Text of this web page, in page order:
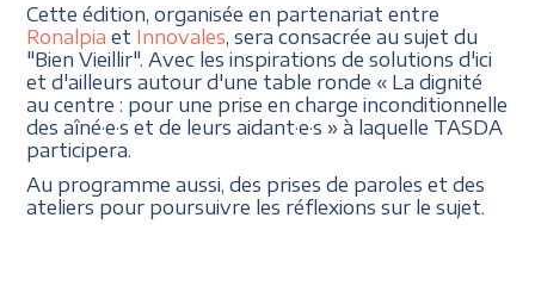
Cette édition, organisée en partenariat entre
Ronalpia et Innovales, sera consacrée au sujet du
"Bien Vieillir". Avec les inspirations de solutions d'ici
et d'ailleurs autour d'une table ronde « La dignité
au centre : pour une prise en charge inconditionnelle
des aîné·e·s et de leurs aidant·e·s » à laquelle TASDA
participera.
Au programme aussi, des prises de paroles et des
ateliers pour poursuivre les réflexions sur le sujet.